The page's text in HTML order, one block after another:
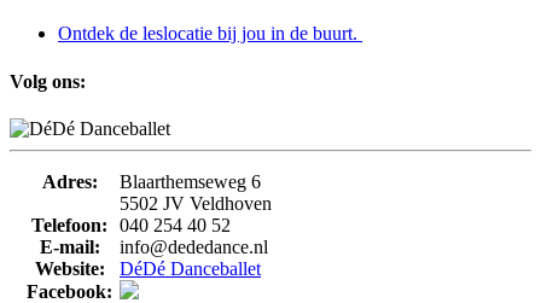
Ontdek de leslocatie bij jou in de buurt.
Volg ons:
Adres:
Blaarthemseweg 6
5502 JV Veldhoven
Telefoon:
040 254 40 52
E-mail:
info@dededance.nl
Website:
DéDé Danceballet
Facebook: